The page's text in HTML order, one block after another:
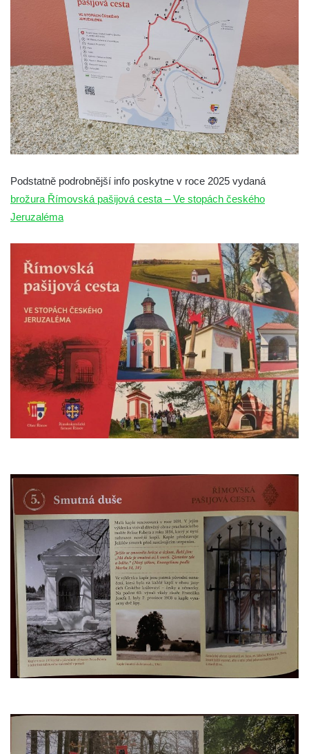
Kostel svatého Václava ve Velešíně
Poutní areál Římov
Kostel svatého Ducha v poutním areálu
Římov
Křížová cesta Římov – XXV. kaple – Boží
hrob
Křížová cesta Římov – XXIV. kaple – Pieta
Křížová cesta Římov – XXIII. kaple –
Křížová cesta Římov – XXII. kaple – Šimon
Křížová cesta Římov – XX. kaple – Svatá
Veronika potkává Ježíše a utírá mu do své
roušky pot z tváře
Křížová cesta Římov – XIX. kaple – Kristus
kříž nesoucí potkává Pannu Marii
Křížová cesta Římov – XVIII. kaple – Na
Ježíše vložen kříž
Křížová cesta Římov – XVII. kaple – Velký
Pilát
Pilát
Křížová cesta Římov – XIV. kaple – U
Kaifáše (U Děvečky)
Křížová cesta Římov – XIII. kaple – U
Annáše (U Kaifáše)
Křížová cesta Římov – XII. kaple – Vodní
brána
Křížová cesta Římov – XI. kaple – Ježíš
haněn a tupen
Křížová cesta Římov – X. kaple – U
chromého žida
Podstatně podrobnější info poskytne v roce 2025 vydaná
brožura Římovská pašijová cesta – Ve stopách českého
Jeruzaléma